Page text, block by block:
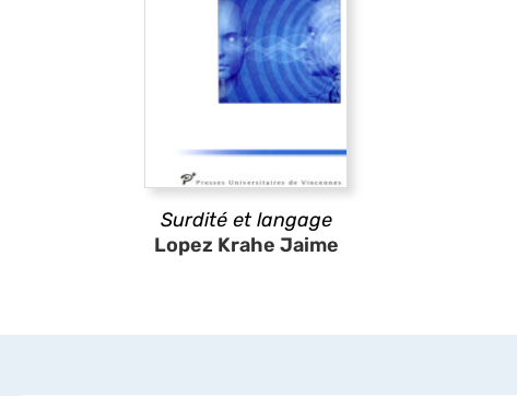
Surdité et langage
Lopez Krahe Jaime